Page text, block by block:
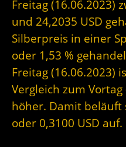
Freitag (16.06.2023)
und 24,2035 USD
Silberpreis in einer
oder 1,53 %
Freitag (16.06.2023)
Vergleich zum
höher. Damit beläuft
oder 0,3100 USD auf.